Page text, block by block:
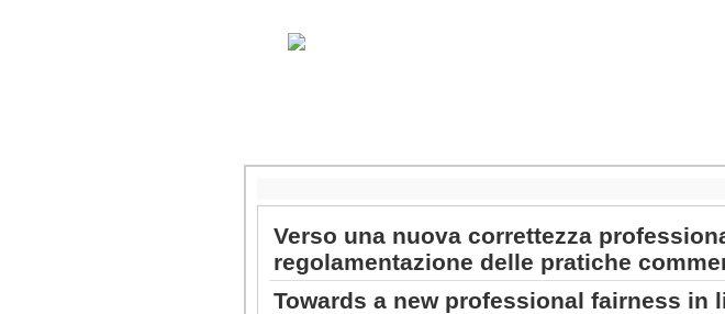
Verso una nuova correttezza
regolamentazione delle pratiche
Towards a new professional fairness